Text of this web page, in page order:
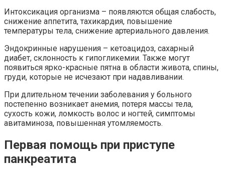
Интоксикация организма – появляются общая слабость,
снижение аппетита, тахикардия, повышение
температуры тела, снижение артериального давления.
Эндокринные нарушения – кетоацидоз, сахарный
диабет, склонность к гипогликемии. Также могут
появиться ярко-красные пятна в области живота, спины,
груди, которые не исчезают при надавливании.
При длительном течении заболевания у больного
постепенно возникает анемия, потеря массы тела,
сухость кожи, ломкость волос и ногтей, симптомы
авитаминоза, повышенная утомляемость.
Первая помощь при приступе
панкреатита